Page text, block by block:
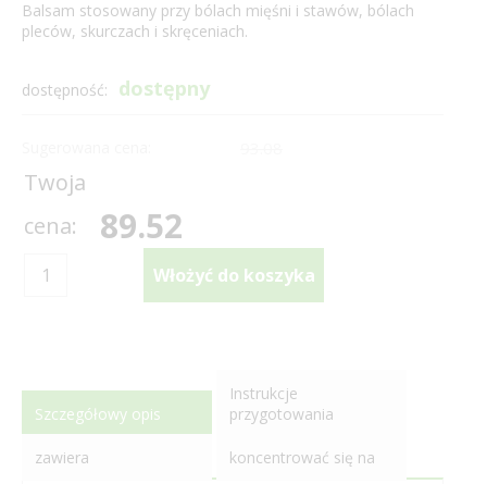
Balsam stosowany przy bólach mięśni i stawów, bólach
pleców, skurczach i skręceniach.
dostępność: dostępny
Twoja
cena:
89.52
Szczegółowy opis
Instrukcje
przygotowania
zawiera koncentrować się na